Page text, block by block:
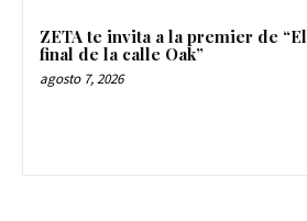
ZETA te invita a la premier de “El
final de la calle Oak”
agosto 7, 2026